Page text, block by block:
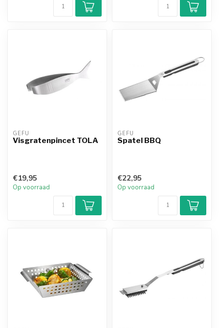
GEFU
Visgratenpincet TOLA
€19,95
Op voorraad
GEFU
Spatel BBQ
€22,95
Op voorraad